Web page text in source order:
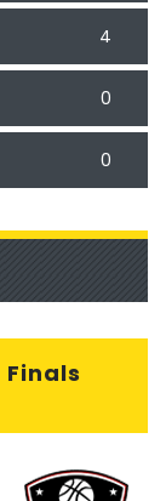
4
0
0